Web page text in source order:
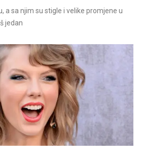
a sa njim su stigle i velike promjene u
jedan